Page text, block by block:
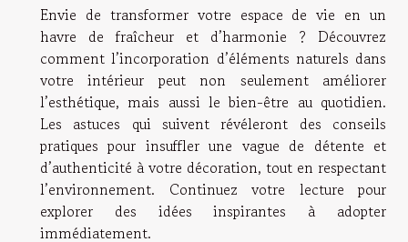
Envie de transformer votre espace de vie en un
havre de fraîcheur et d’harmonie ? Découvrez
comment l’incorporation d’éléments naturels dans
votre intérieur peut non seulement améliorer
l’esthétique, mais aussi le bien-être au quotidien.
Les astuces qui suivent révéleront des conseils
pratiques pour insuffler une vague de détente et
d’authenticité à votre décoration, tout en respectant
l’environnement. Continuez votre lecture pour
explorer des idées inspirantes à adopter
immédiatement.